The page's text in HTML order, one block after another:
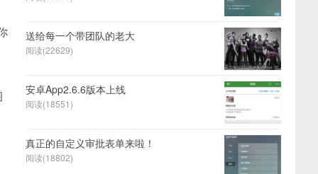
送给每一个带团队的老大
阅读(22629)
安卓App2.6.6版本上线
阅读(18551)
真正的自定义审批表单来啦！
阅读(18802)